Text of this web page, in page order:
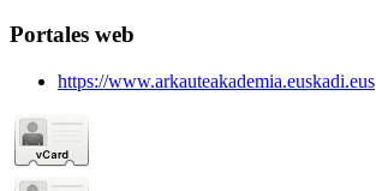
Portales web
https://www.arkauteakademia.euskadi.eus